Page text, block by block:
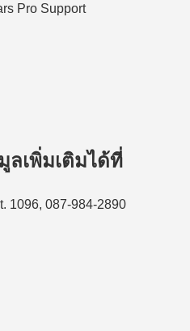
Pro Support
เพิ่มเติมได้ที่
1096, 087-984-2890